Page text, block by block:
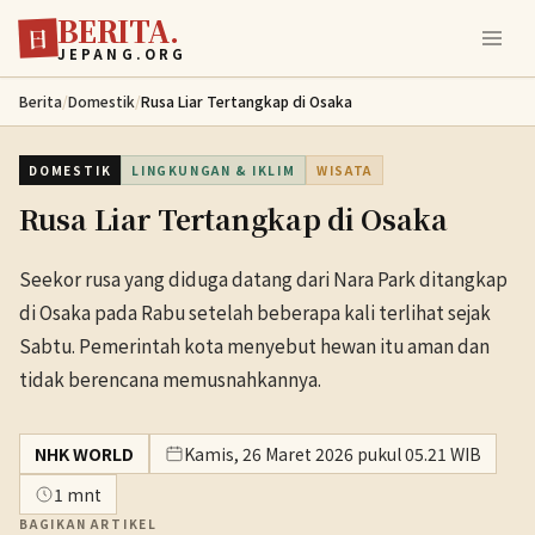
Lewati ke konten utama
日 BERITA.
JEPANG.ORG
Berita/Domestik/Rusa Liar Tertangkap di Osaka
DOMESTIK LINGKUNGAN & IKLIM WISATA
Rusa Liar Tertangkap di Osaka
Seekor rusa yang diduga datang dari Nara Park ditangkap
di Osaka pada Rabu setelah beberapa kali terlihat sejak
Sabtu. Pemerintah kota menyebut hewan itu aman dan
tidak berencana memusnahkannya.
NHK WORLD
Kamis, 26 Maret 2026 pukul 05.21 WIB
1 mnt
BAGIKAN ARTIKEL